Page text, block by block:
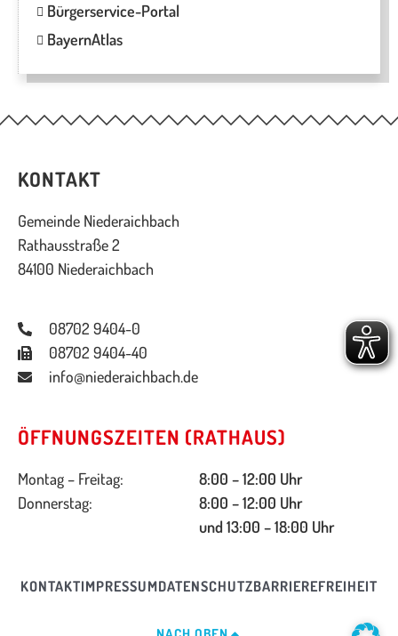
Bürgerservice-Portal
BayernAtlas
KONTAKT
Gemeinde Niederaichbach
Rathausstraße 2
84100 Niederaichbach
08702 9404-0
08702 9404-40
info@niederaichbach.de
ÖFFNUNGSZEITEN (RATHAUS)
Montag – Freitag:
8:00 – 12:00 Uhr
Donnerstag:
8:00 – 12:00 Uhr
und 13:00 – 18:00 Uhr
KONTAKTIMPRESSUMDATENSCHUTZBARRIEREFREIHEIT